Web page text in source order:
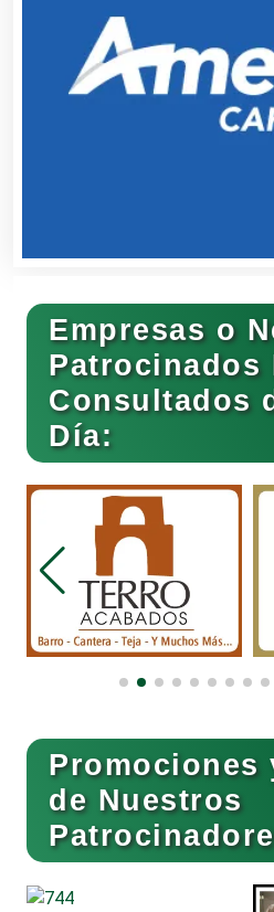
Cibercafés
Clínicas de Belleza
Clínicas y Hospitales
Clubes Deportivos
Cocinas Integrales
Combustibles y
Compresores de aire
Computadoras
Conferencias
Construcciones en
Empresas o
Patrocinados
Consultados
Día:
Promociones
de Nuestros